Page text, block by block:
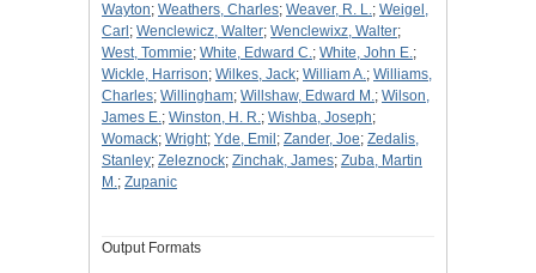
Wayton; Weathers, Charles; Weaver, R. L.; Weigel,
Carl ; Wenclewicz, Walter; Wenclewixz, Walter;
West, Tommie; White, Edward C.; White, John E.;
Wickle, Harrison; Wilkes, Jack; William A.; Williams,
Charles; Willingham; Willshaw, Edward M.; Wilson,
James E.; Winston, H. R.; Wishba, Joseph;
Womack; Wright; Yde, Emil ; Zander, Joe; Zedalis,
Stanley; Zeleznock; Zinchak, James; Zuba, Martin
M.; Zupanic
Output Formats